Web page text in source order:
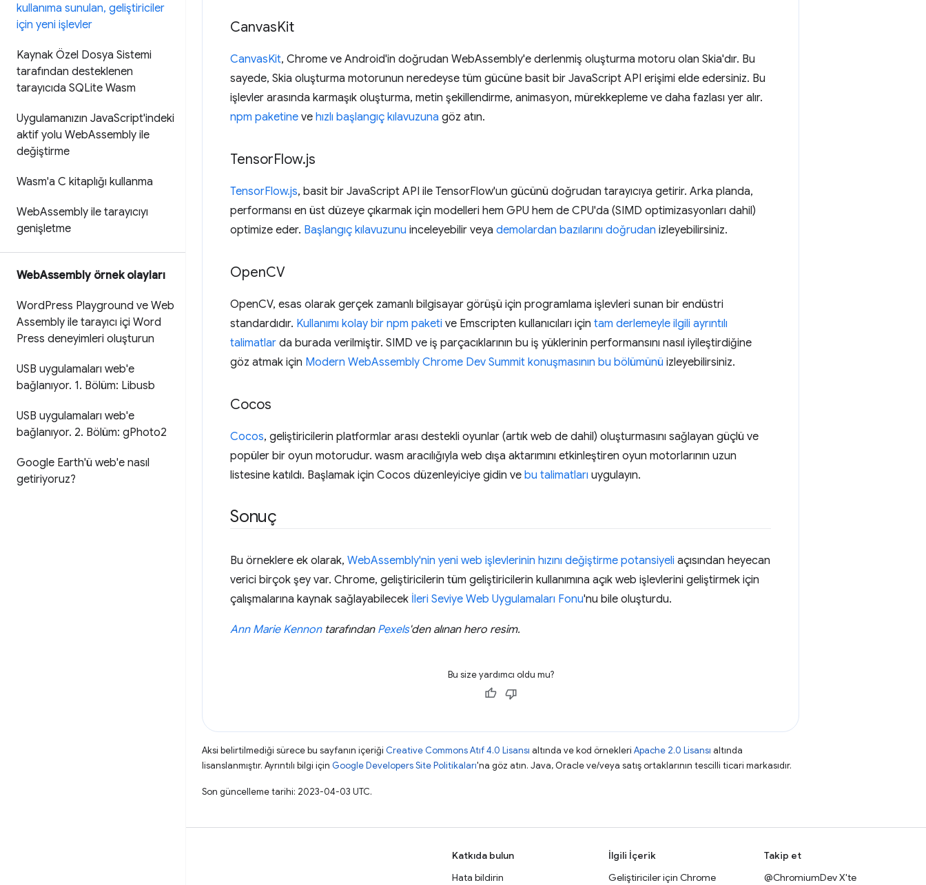
kullanıma sunulan, geliştiriciler
için yeni işlevler
Kaynak Özel Dosya Sistemi
tarafından desteklenen
tarayıcıda SQLite Wasm
Uygulamanızın JavaScript'indeki
aktif yolu WebAssembly ile
değiştirme
Wasm'a C kitaplığı kullanma
WebAssembly ile tarayıcıyı
genişletme
WebAssembly örnek olayları
WordPress Playground ve Web
Assembly ile tarayıcı içi Word
Press deneyimleri oluşturun
USB uygulamaları web'e
bağlanıyor. 1. Bölüm: Libusb
USB uygulamaları web'e
bağlanıyor. 2. Bölüm: gPhoto2
Google Earth'ü web'e nasıl
getiriyoruz?
CanvasKit
CanvasKit, Chrome ve Android'in doğrudan WebAssembly'e derlenmiş oluşturma motoru olan Skia'dır. Bu
sayede, Skia oluşturma motorunun neredeyse tüm gücüne basit bir JavaScript API erişimi elde edersiniz. Bu
işlevler arasında karmaşık oluşturma, metin şekillendirme, animasyon, mürekkepleme ve daha fazlası yer alır.
npm paketine ve hızlı başlangıç kılavuzuna göz atın.
TensorFlow.js
TensorFlow.js, basit bir JavaScript API ile TensorFlow'un gücünü doğrudan tarayıcıya getirir. Arka planda,
performansı en üst düzeye çıkarmak için modelleri hem GPU hem de CPU'da (SIMD optimizasyonları dahil)
optimize eder. Başlangıç kılavuzunu inceleyebilir veya demolardan bazılarını doğrudan izleyebilirsiniz.
OpenCV
OpenCV, esas olarak gerçek zamanlı bilgisayar görüşü için programlama işlevleri sunan bir endüstri
standardıdır. Kullanımı kolay bir npm paketi ve Emscripten kullanıcıları için tam derlemeyle ilgili ayrıntılı
talimatlar da burada verilmiştir. SIMD ve iş parçacıklarının bu iş yüklerinin performansını nasıl iyileştirdiğine
göz atmak için Modern WebAssembly Chrome Dev Summit konuşmasının bu bölümünü izleyebilirsiniz.
Cocos
Cocos, geliştiricilerin platformlar arası destekli oyunlar (artık web de dahil) oluşturmasını sağlayan güçlü ve
popüler bir oyun motorudur. wasm aracılığıyla web dışa aktarımını etkinleştiren oyun motorlarının uzun
listesine katıldı. Başlamak için Cocos düzenleyiciye gidin ve bu talimatları uygulayın.
Sonuç
Bu örneklere ek olarak, WebAssembly'nin yeni web işlevlerinin hızını değiştirme potansiyeli açısından heyecan
verici birçok şey var. Chrome, geliştiricilerin tüm geliştiricilerin kullanımına açık web işlevlerini geliştirmek için
çalışmalarına kaynak sağlayabilecek İleri Seviye Web Uygulamaları Fonu'nu bile oluşturdu.
Ann Marie Kennontarafından Pexels'den alınan hero resim.
Bu size yardımcı oldu mu?
Aksi belirtilmediği sürece bu sayfanın içeriği Creative Commons Atıf 4.0 Lisansı altında ve kod örnekleri Apache 2.0 Lisansı altında
lisanslanmıştır. Ayrıntılı bilgi için Google Developers Site Politikaları'na göz atın. Java, Oracle ve/veya satış ortaklarının tescilli ticari markasıdır.
Son güncelleme tarihi: 2023-04-03 UTC.
Katkıda bulun
Hata bildirin
İlgili İçerik
Geliştiriciler için Chrome
Takip et
@ChromiumDev X'te